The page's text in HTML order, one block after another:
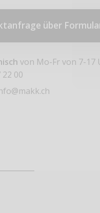
über
von Mo-Fr von 7-17
22 00